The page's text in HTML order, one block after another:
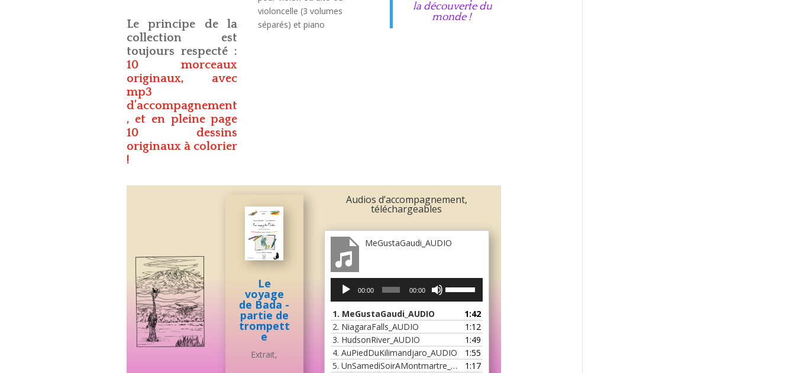
Le principe de la
collection est
toujours respecté :
10 morceaux
originaux, avec
mp3
d’accompagnement
, et en pleine page
10 dessins
originaux à colorier
!
violoncelle (3 volumes
séparés) et piano
la découverte du
monde !
Le
voyage
de Bada -
partie de
trompett
e
Extrait,
Audios d’accompagnement,
téléchargeables
MeGustaGaudi_AUDIO
Lecteur
audio
00:00 00:00
haut/bas
pour
augmenter
ou
diminuer
1. MeGustaGaudi_AUDIO
1:42
2. NiagaraFalls_AUDIO
1:12
3. HudsonRiver_AUDIO
1:49
4. AuPiedDuKilimandjaro_AUDIO
1:55
5. UnSamediSoirAMontmartre_AUDIO 1:17